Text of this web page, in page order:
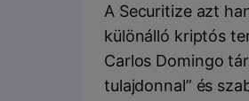
A Securitize azt
különálló kriptós
Carlos Domingo
tulajdonnal” és